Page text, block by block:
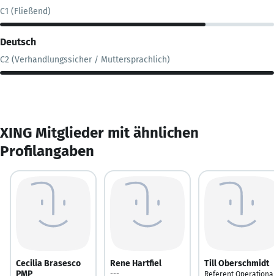
C1 (Fließend)
Deutsch
C2 (Verhandlungssicher / Muttersprachlich)
XING Mitglieder mit ähnlichen
Profilangaben
Cecilia Brasesco
PMP
Rene Hartfiel
---
Till Oberschmidt
Referent